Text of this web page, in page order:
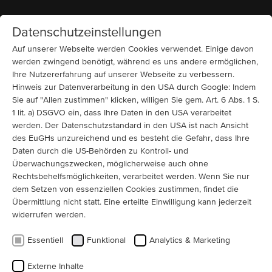
MENÜ Startseite
Bug- und Querstrahlruder 690 V Marine On- und Offshore
Kompakter Schiffsmotor mit
Wassermantelkühlung für
Bugstrahlruder
Für den Einsatz auf hoher See: Menzel fertigt für
italienische Rederei zwei wassermantelgekühlte
Schiffsmotoren zum Antrieb von Bugstrahlrudern –
inklusive RINA-Zertifizierung.
italienischen Reederei, wurde MENZEL damit beauftragt zwei 690V
Die beiden Niederspannungsmotoren sollen zukünftig das
Datenschutzeinstellungen
Auf unserer Webseite werden Cookies verwendet. Einige davon
werden zwingend benötigt, während es uns andere ermöglichen,
Ihre Nutzererfahrung auf unserer Webseite zu verbessern.
Hinweis zur Datenverarbeitung in den USA durch Google: Indem
Sie auf "Allen zustimmen" klicken, willigen Sie gem. Art. 6 Abs. 1 S.
1 lit. a) DSGVO ein, dass Ihre Daten in den USA verarbeitet
werden. Der Datenschutzstandard in den USA ist nach Ansicht
des EuGHs unzureichend und es besteht die Gefahr, dass Ihre
Daten durch die US-Behörden zu Kontroll- und
Überwachungszwecken, möglicherweise auch ohne
Rechtsbehelfsmöglichkeiten, verarbeitet werden. Wenn Sie nur
dem Setzen von essenziellen Cookies zustimmen, findet die
Übermittlung nicht statt. Eine erteilte Einwilligung kann jederzeit
widerrufen werden.
Essentiell Funktional Analytics & Marketing
Externe Inhalte